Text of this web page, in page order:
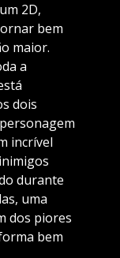
2D,
bem
maior.
a
dois
incrível
durante
uma
dos piores
bem